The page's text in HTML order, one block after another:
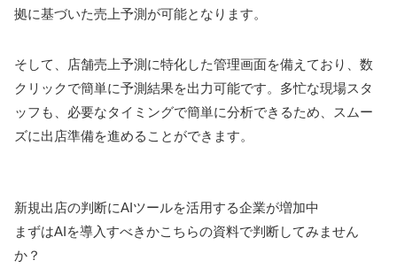
拠に基づいた売上予測が可能となります。
そして、店舗売上予測に特化した管理画面を備えており、数
クリックで簡単に予測結果を出力可能です。多忙な現場スタ
ッフも、必要なタイミングで簡単に分析できるため、スムー
ズに出店準備を進めることができます。
新規出店の判断にAIツールを活用する企業が増加中
まずはAIを導入すべきかこちらの資料で判断してみません
か？